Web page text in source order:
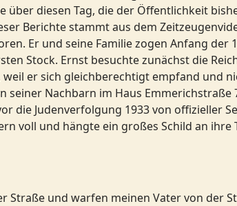
über diesen Tag, die der Öffentlichkeit
Berichte stammt aus dem
Er und seine Familie zogen Anfang der
Stock. Ernst besuchte zunächst die
er sich gleichberechtigt empfand und
seiner Nachbarn im Haus
die Judenverfolgung 1933 von offizieller
voll und hängte ein großes Schild an ihre
Straße und warfen meinen Vater von der